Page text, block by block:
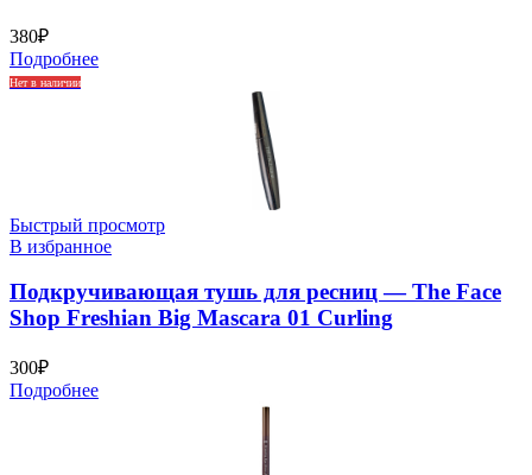
380₽
Подробнее
Нет в наличии
Быстрый просмотр
В избранное
Подкручивающая тушь для ресниц — The Face
Shop Freshian Big Mascara 01 Curling
300₽
Подробнее